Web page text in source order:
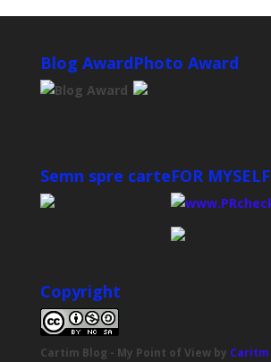
Blog AwardPhoto Award
Semn spre carteFOR MYSELF
Copyright
Cartim Blog - My Point of Viewby Caritm